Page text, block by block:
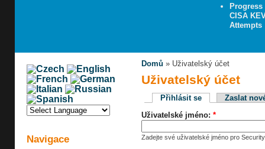
Progress
CISA
Attempts
Navigace
Domů » Uživatelský účet
Uživatelský účet
Přihlásit se
Zaslat
Uživatelské jméno: *
Zadejte své uživatelské jméno pro